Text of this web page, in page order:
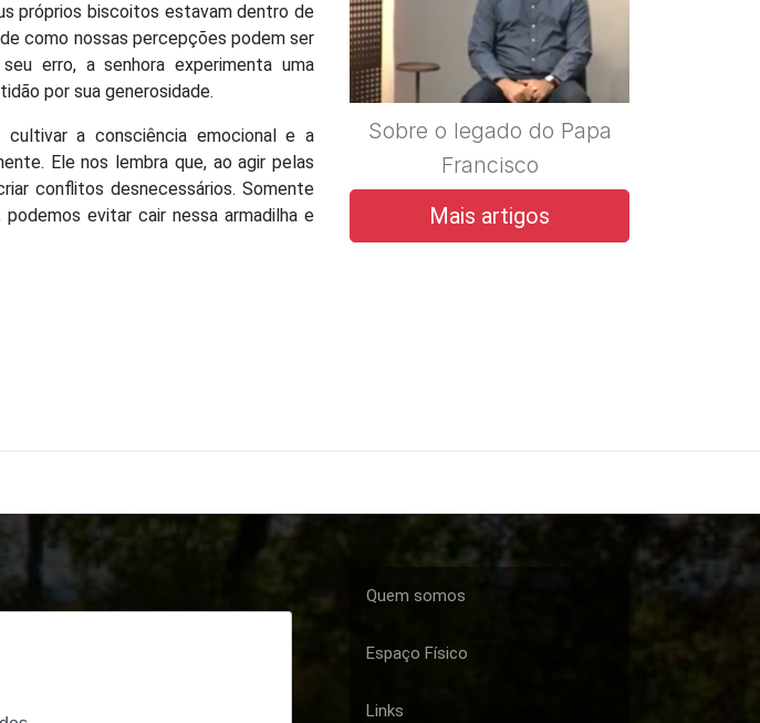
próprios biscoitos estavam dentro de
como nossas percepções podem ser
erro, a senhora experimenta uma
por sua generosidade.
a consciência emocional e a
Ele nos lembra que, ao agir pelas
conflitos desnecessários. Somente
evitar cair nessa armadilha e
Sobre o legado do Papa
Francisco
Mais artigos
Quem somos
Espaço Físico
Links